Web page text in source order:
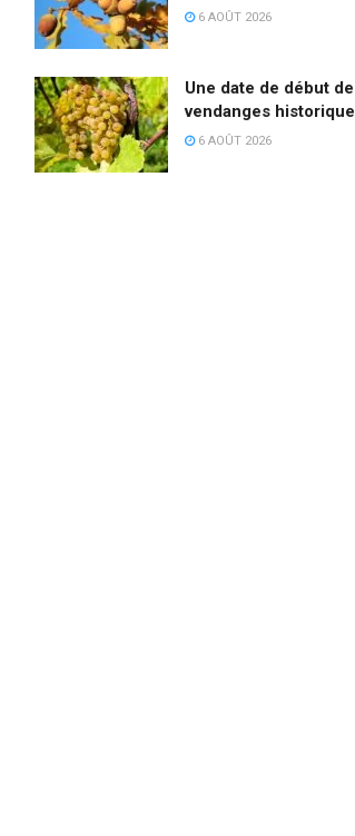
6 AOÛT 2026
Une date de début de
vendanges historique
6 AOÛT 2026